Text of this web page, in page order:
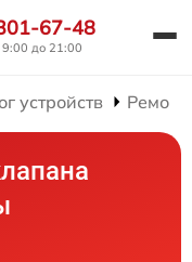
67-48
до 21:00
устройств